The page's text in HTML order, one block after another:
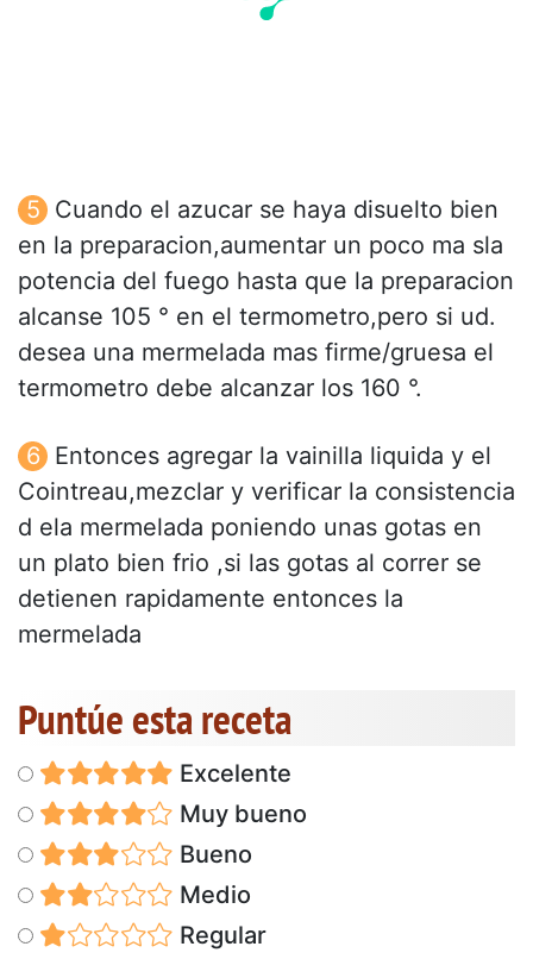
Cuando el azucar se haya disuelto bien
en la preparacion,aumentar un poco ma sla
potencia del fuego hasta que la preparacion
alcanse 105 ° en el termometro,pero si ud.
desea una mermelada mas firme/gruesa el
termometro debe alcanzar los 160 °.
Entonces agregar la vainilla liquida y el
Cointreau,mezclar y verificar la consistencia
d ela mermelada poniendo unas gotas en
un plato bien frio ,si las gotas al correr se
detienen rapidamente entonces la
mermelada
Puntúe esta receta
Excelente
Muy bueno
Bueno
Medio
Regular